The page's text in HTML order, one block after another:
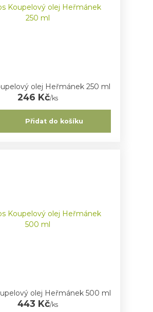
olej Heřmánek 250 ml
246 Kč/ks
Přidat do košíku
olej Heřmánek 500 ml
443 Kč/ks